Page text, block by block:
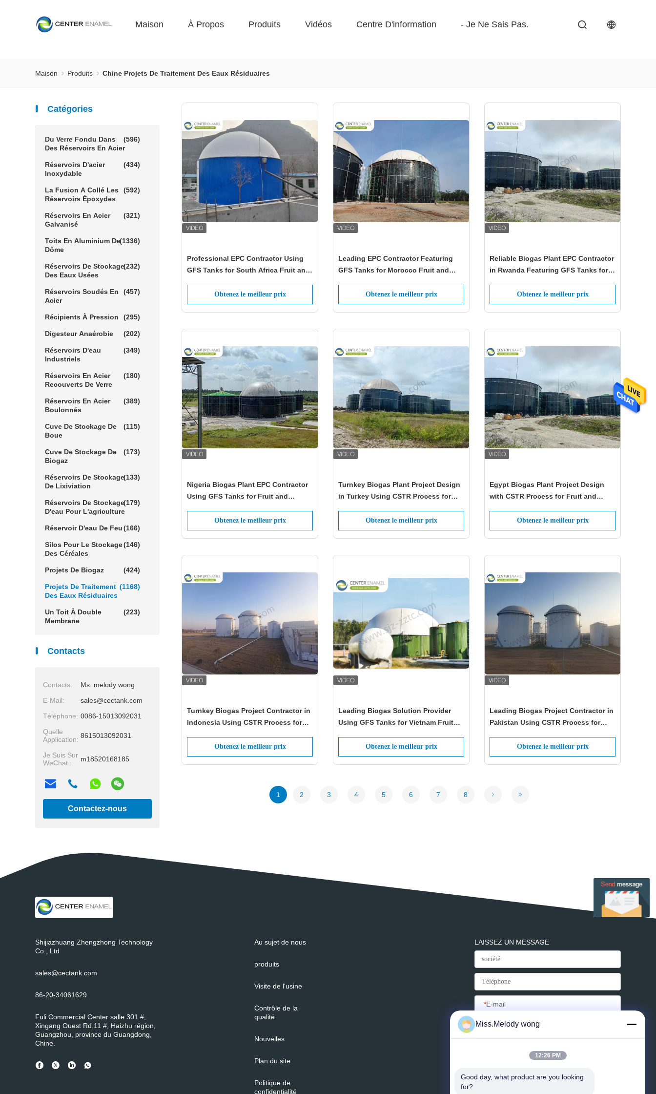
Maison À Propos Produits Vidéos Centre D'information - Je Ne Sais Pas.
Maison Produits Chine Projets De Traitement Des Eaux Résiduaires
Catégories
Du Verre Fondu Dans
Des Réservoirs En Acier
(596)
Réservoirs D'acier
Inoxydable
(434)
La Fusion A Collé Les
Réservoirs Époxydes
(592)
Réservoirs En Acier
Galvanisé
(321)
Toits En Aluminium De
Dôme
(1336)
Réservoirs De Stockage
Des Eaux Usées
(232)
Réservoirs Soudés En
Acier
(457)
Récipients À Pression (295)
Digesteur Anaérobie (202)
Réservoirs D'eau
Industriels
(349)
Réservoirs En Acier
Recouverts De Verre
(180)
Réservoirs En Acier
Boulonnés
(389)
Cuve De Stockage De
Boue
(115)
Cuve De Stockage De
Biogaz
(173)
Réservoirs De Stockage
De Lixiviation
(133)
Réservoirs De Stockage
D'eau Pour L'agriculture
(179)
Réservoir D'eau De Feu(166)
Silos Pour Le Stockage
Des Céréales
(146)
Projets De Biogaz (424)
Projets De Traitement
Des Eaux Résiduaires
(1168)
Un Toit À Double
Membrane
(223)
Contacts
Contacts:
Ms. melody wong
E-Mail:
sales@cectank.com
Téléphone: 0086-15013092031
Quelle
Application: 8615013092031
Je Suis Sur
WeChat.:
m18520168185
Contactez-nous
Professional EPC Contractor Using
GFS Tanks for South Africa Fruit and
Obtenez le meilleur prix
Leading EPC Contractor Featuring
GFS Tanks for Morocco Fruit and
Obtenez le meilleur prix
Reliable Biogas Plant EPC Contractor
in Rwanda Featuring GFS Tanks for
Obtenez le meilleur prix
Nigeria Biogas Plant EPC Contractor
Using GFS Tanks for Fruit and
Obtenez le meilleur prix
Turnkey Biogas Plant Project Design
in Turkey Using CSTR Process for
Obtenez le meilleur prix
Egypt Biogas Plant Project Design
with CSTR Process for Fruit and
Obtenez le meilleur prix
Turnkey Biogas Project Contractor in
Indonesia Using CSTR Process for
Obtenez le meilleur prix
Leading Biogas Solution Provider
Using GFS Tanks for Vietnam Fruit
Obtenez le meilleur prix
Leading Biogas Project Contractor in
Pakistan Using CSTR Process for
Obtenez le meilleur prix
1 2 3 4 5 6 7 8
Shijiazhuang Zhengzhong Technology
Co., Ltd
sales@cectank.com
86-20-34061629
Fuli Commercial Center salle 301 #,
Xingang Ouest Rd.11 #, Haizhu région,
Guangzhou, province du Guangdong,
Chine.
Au sujet de nous
produits
Visite de l'usine
Contrôle de la
qualité
Nouvelles
Plan du site
Politique de
confidentialité
LAISSEZ UN MESSAGE
*E-mail
*Message
Envoyez
Miss.Melody wong
12:26 PM
Good day, what product are you looking
for?